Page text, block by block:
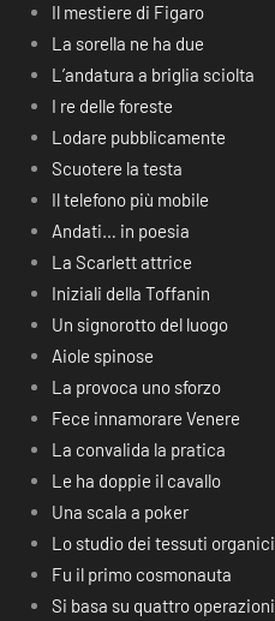
Il mestiere di Figaro
La sorella ne ha due
L’andatura a briglia sciolta
I re delle foreste
Lodare pubblicamente
Scuotere la testa
Il telefono più mobile
Andati… in poesia
La Scarlett attrice
Iniziali della Toffanin
Un signorotto del luogo
Aiole spinose
La provoca uno sforzo
Fece innamorare Venere
La convalida la pratica
Le ha doppie il cavallo
Una scala a poker
Lo studio dei tessuti organici
Fu il primo cosmonauta
Si basa su quattro operazioni